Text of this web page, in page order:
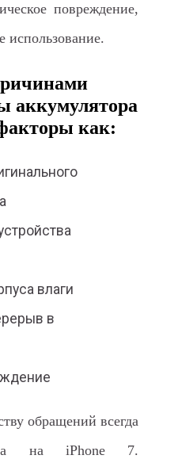
повреждение,
использование.
аккумулятора
как:
влаги
в
обращений всегда
на iPhone 7.